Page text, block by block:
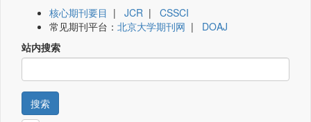
核心期刊要目 | JCR | CSSCI
常见期刊平台： 北京大学期刊网 | DOAJ
站内搜索
搜索